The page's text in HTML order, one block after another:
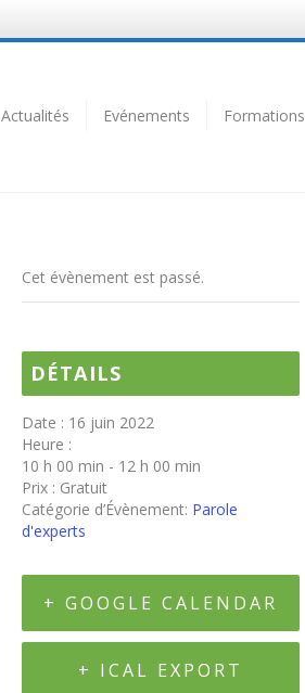
Actualités Evénements Formations
Cet évènement est passé.
DÉTAILS
Date : 16 juin 2022
Heure :
10 h 00 min - 12 h 00 min
Prix : Gratuit
Catégorie d’Évènement: Parole
d'experts
+ GOOGLE CALENDAR
+ ICAL EXPORT